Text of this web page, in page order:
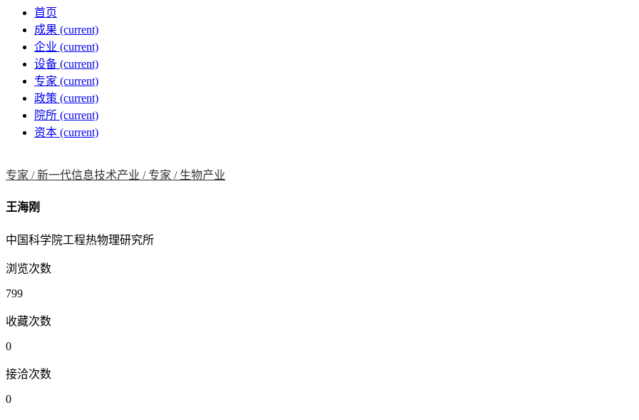
首页
成果 (current)
企业 (current)
设备 (current)
专家 (current)
政策 (current)
院所 (current)
资本 (current)
专家 /新一代信息技术产业 / 专家 / 生物产业
王海刚
中国科学院工程热物理研究所
浏览次数
799
收藏次数
0
接洽次数
0